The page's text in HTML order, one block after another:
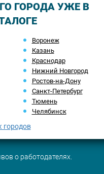
ГОРОДА УЖЕ В
Воронеж
Казань
Краснодар
Нижний Новгород
Ростов-на-Дону
Санкт-Петербург
Тюмень
Челябинск
городов
о работодателях.